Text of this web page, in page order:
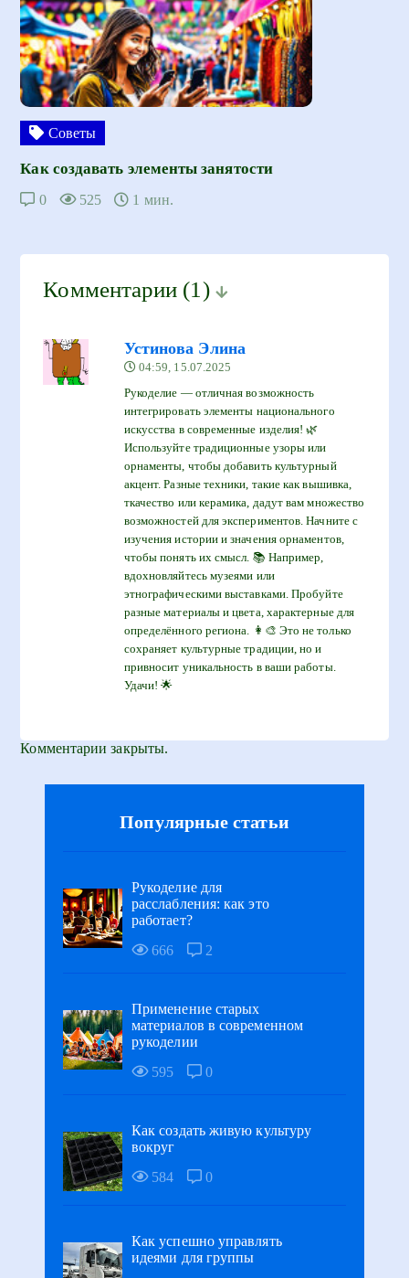
Советы
Как создавать элементы занятости
0 525 1 мин.
Комментарии (1)
Устинова Элина
04:59, 15.07.2025
Рукоделие — отличная возможность
интегрировать элементы национального
искусства в современные изделия! 🌿
Используйте традиционные узоры или
орнаменты, чтобы добавить культурный
акцент. Разные техники, такие как вышивка,
ткачество или керамика, дадут вам множество
возможностей для экспериментов. Начните с
изучения истории и значения орнаментов,
чтобы понять их смысл. 📚 Например,
вдохновляйтесь музеями или
этнографическими выставками. Пробуйте
разные материалы и цвета, характерные для
определённого региона. 👩‍🎨 Это не только
сохраняет культурные традиции, но и
привносит уникальность в ваши работы.
Удачи! 🌟
Комментарии закрыты.
Популярные статьи
Рукоделие для
расслабления: как это
работает?
666
2
Применение старых
материалов в современном
рукоделии
595
0
Как создать живую культуру
вокруг
584
0
Как успешно управлять
идеями для группы